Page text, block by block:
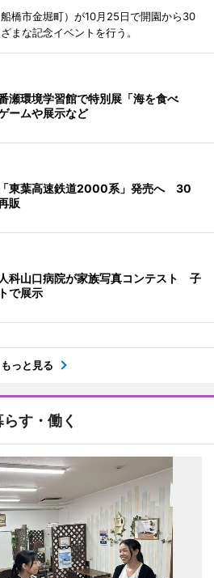
橋市金堀町）が10月25日で開園から30
まな記念イベントを行う。
瀬環境学習館で特別展「海を食べ
ームや展示など
東葉高速鉄道2000系」発売へ 30
販
科山口病院が家族写真コンテスト 子
で展示
もっと見る
らす・働く